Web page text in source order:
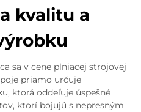
kvalitu a
sa v cene plniacej strojovej
priamo určuje
ktorá oddeľuje úspešné
ktorí bojujú s nepresným